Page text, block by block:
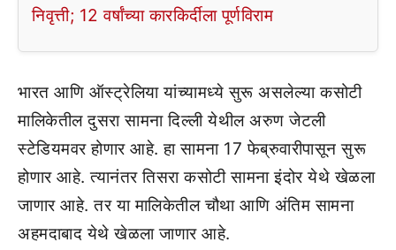
निवृत्ती; 12 वर्षांच्या कारकिर्दीला पूर्णविराम
भारत आणि ऑस्ट्रेलिया यांच्यामध्ये सुरू असलेल्या कसोटी
मालिकेतील दुसरा सामना दिल्ली येथील अरुण जेटली
स्टेडियमवर होणार आहे. हा सामना 17 फेब्रुवारीपासून सुरू
होणार आहे. त्यानंतर तिसरा कसोटी सामना इंदोर येथे खेळला
जाणार आहे. तर या मालिकेतील चौथा आणि अंतिम सामना
अहमदाबाद येथे खेळला जाणार आहे.